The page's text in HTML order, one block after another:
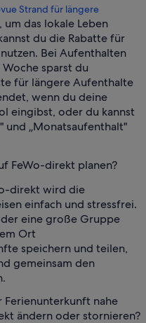
Strand für längere
das lokale Leben
du die Rabatte für
Bei Aufenthalten
sparst du
für längere Aufenthalte
wenn du deine
eingibst, oder du kannst
und „Monatsaufenthalt"
FeWo-direkt planen?
direkt wird die
einfach und stressfrei.
eine große Gruppe
Ort
speichern und teilen,
gemeinsam den
Ferienunterkunft nahe
ändern oder stornieren?